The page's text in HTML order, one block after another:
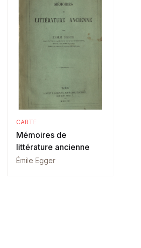
CARTE
Mémoires de
littérature ancienne
Émile Egger